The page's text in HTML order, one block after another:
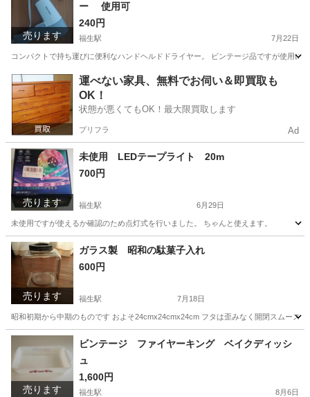
売ります
ー 使用可
240円
福生駅 7月22日
コンパクトで持ち運びに便利なハンドヘルドドライヤー。 ビンテージ品ですが使用
東京 羽村市 福生駅 美容家電 ビンテージ
運べない家具、無料でお伺い＆即買取も
OK！
状態が悪くてもOK！最大限買取します
プリフラ Ad
売ります
未使用 LEDテープライト 20m
700円
福生駅 6月29日
未使用ですが使えるか確認のため点灯式を行いました。 ちゃんと使えます。
東京 羽村市 福生駅 照明器具
売ります
ガラス製 昭和の駄菓子入れ
600円
福生駅 7月18日
昭和初期から中期のものです およそ24cmx24cmx24cm フタは歪みなく開閉スムーズで
東京 羽村市 福生駅 駄菓子
売ります
ビンテージ ファイヤーキング ベイクディッシ
ュ
1,600円
福生駅 8月6日